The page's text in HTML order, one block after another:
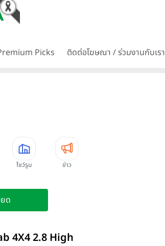
Picks ติดต่อโฆษณา / ร่วมงานกับเรา
โชว์รูม ข่าว
ด
4X4 2.8 High